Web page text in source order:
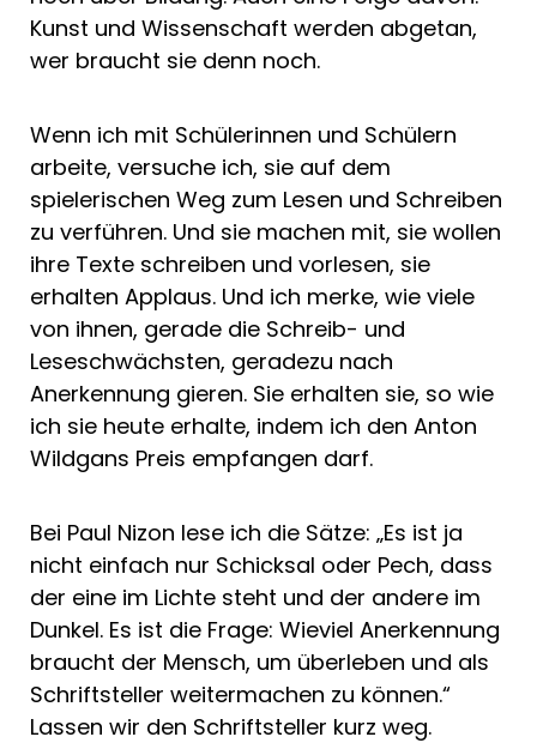
Kunst und Wissenschaft werden abgetan,
wer braucht sie denn noch.
Wenn ich mit Schülerinnen und Schülern
arbeite, versuche ich, sie auf dem
spielerischen Weg zum Lesen und Schreiben
zu verführen. Und sie machen mit, sie wollen
ihre Texte schreiben und vorlesen, sie
erhalten Applaus. Und ich merke, wie viele
von ihnen, gerade die Schreib- und
Leseschwächsten, geradezu nach
Anerkennung gieren. Sie erhalten sie, so wie
ich sie heute erhalte, indem ich den Anton
Wildgans Preis empfangen darf.
Bei Paul Nizon lese ich die Sätze: „Es ist ja
nicht einfach nur Schicksal oder Pech, dass
der eine im Lichte steht und der andere im
Dunkel. Es ist die Frage: Wieviel Anerkennung
braucht der Mensch, um überleben und als
Schriftsteller weitermachen zu können.“
Lassen wir den Schriftsteller kurz weg.